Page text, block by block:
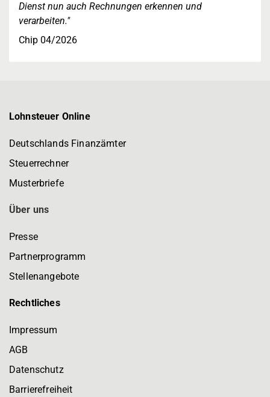
Dienst nun auch Rechnungen erkennen und
verarbeiten."
Chip 04/2026
Lohnsteuer Online
Deutschlands Finanzämter
Steuerrechner
Musterbriefe
Über uns
Presse
Partnerprogramm
Stellenangebote
Rechtliches
Impressum
AGB
Datenschutz
Barrierefreiheit